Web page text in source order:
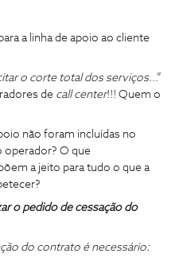
a linha de apoio ao cliente
o corte total dos serviços...”
de call center!!! Quem o
não foram incluídas no
operador? O que
a jeito para tudo o que a
o pedido de cessação do
do contrato é necessário: